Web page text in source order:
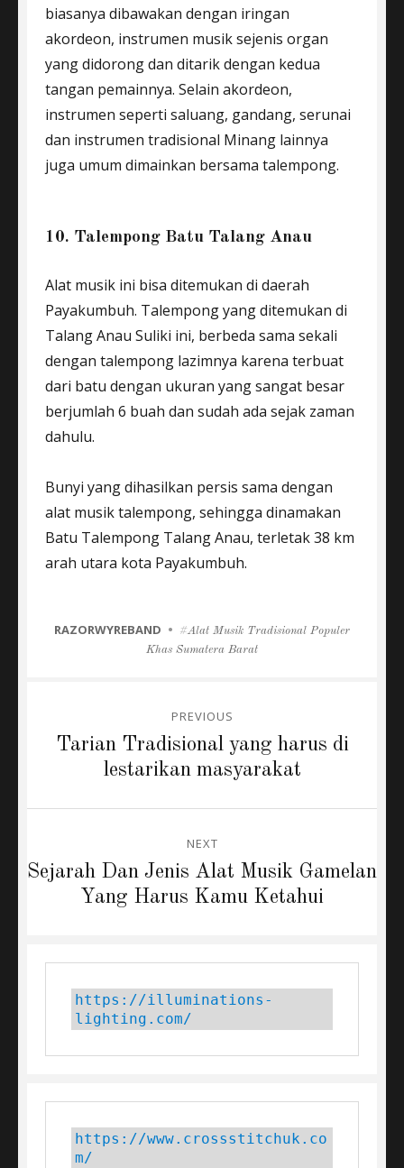
biasanya dibawakan dengan iringan
akordeon, instrumen musik sejenis organ
yang didorong dan ditarik dengan kedua
tangan pemainnya. Selain akordeon,
instrumen seperti saluang, gandang, serunai
dan instrumen tradisional Minang lainnya
juga umum dimainkan bersama talempong.
10. Talempong Batu Talang Anau
Alat musik ini bisa ditemukan di daerah
Payakumbuh. Talempong yang ditemukan di
Talang Anau Suliki ini, berbeda sama sekali
dengan talempong lazimnya karena terbuat
dari batu dengan ukuran yang sangat besar
berjumlah 6 buah dan sudah ada sejak zaman
dahulu.
Bunyi yang dihasilkan persis sama dengan
alat musik talempong, sehingga dinamakan
Batu Talempong Talang Anau, terletak 38 km
arah utara kota Payakumbuh.
CATEGORIES
RAZORWYREBAND Tags
Alat Musik Tradisional Populer
Khas Sumatera Barat
navigation
PREVIOUS
Previous
Tarian Tradisional yang harus di
lestarikan masyarakat
NEXT
Next
Sejarah Dan Jenis Alat Musik Gamelan
Yang Harus Kamu Ketahui
https://illuminations-
lighting.com/
https://www.crossstitchuk.co
m/